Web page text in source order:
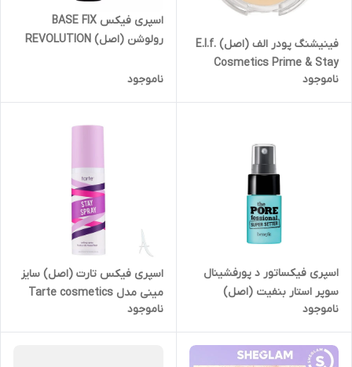
فینیشنگ پودر الف (اصل) E.l.f.
Cosmetics Prime & Stay
Finishing Powder
ناموجود
اسپری فیکس BASE FIX
رولوشن (اصل) REVOLUTION
MAKEUP FIXING SPRAY
ناموجود
اسپری فیکساتور د پورفشینال
سوپر استار بنفیت (اصل)
Fixateur Spray The
POREfessional Super Setter
Benefit
ناموجود
اسپری فیکس تارت (اصل) سایز
مینی مدل Tarte cosmetics
STAY SPRAY
ناموجود